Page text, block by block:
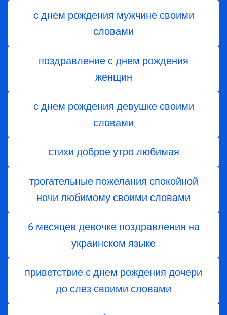
с днем рождения мужчине своими
словами
поздравление с днем рождения
женщин
с днем рождения девушке своими
словами
стихи доброе утро любимая
трогательные пожелания спокойной
ночи любимому своими словами
6 месяцев девочке поздравления на
украинском языке
приветствие с днем ​​рождения дочери
до слез своими словами